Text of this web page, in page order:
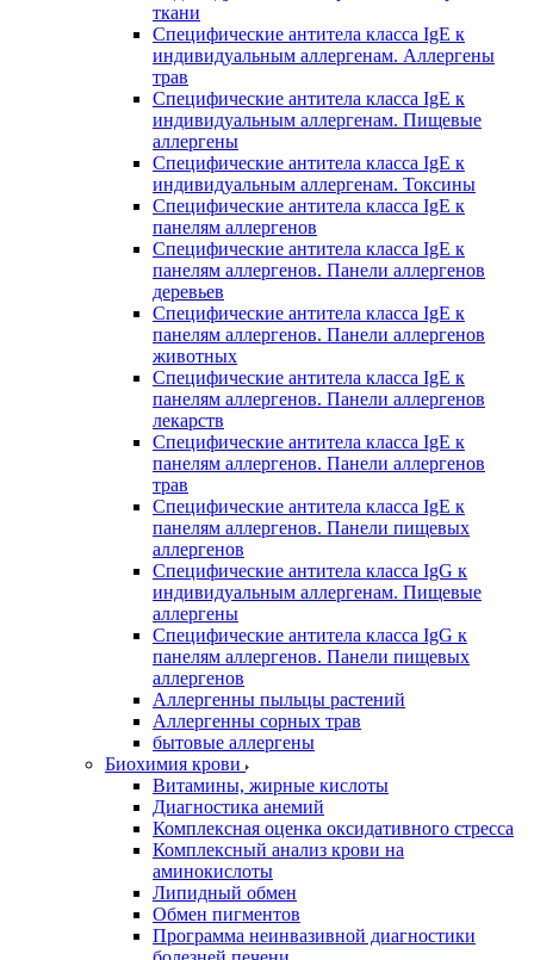
ткани
Специфические антитела класса IgE к
индивидуальным аллергенам. Аллергены
трав
Специфические антитела класса IgE к
индивидуальным аллергенам. Пищевые
аллергены
Специфические антитела класса IgE к
индивидуальным аллергенам. Токсины
Специфические антитела класса IgE к
панелям аллергенов
Специфические антитела класса IgE к
панелям аллергенов. Панели аллергенов
деревьев
Специфические антитела класса IgE к
панелям аллергенов. Панели аллергенов
животных
Специфические антитела класса IgE к
панелям аллергенов. Панели аллергенов
лекарств
Специфические антитела класса IgE к
панелям аллергенов. Панели аллергенов
трав
Специфические антитела класса IgE к
панелям аллергенов. Панели пищевых
аллергенов
Специфические антитела класса IgG к
индивидуальным аллергенам. Пищевые
аллергены
Специфические антитела класса IgG к
панелям аллергенов. Панели пищевых
аллергенов
Аллергенны пыльцы растений
Аллергенны сорных трав
бытовые аллергены
Биохимия крови
Витамины, жирные кислоты
Диагностика анемий
Комплексная оценка оксидативного стресса
Комплексный анализ крови на
аминокислоты
Липидный обмен
Обмен пигментов
Программа неинвазивной диагностики